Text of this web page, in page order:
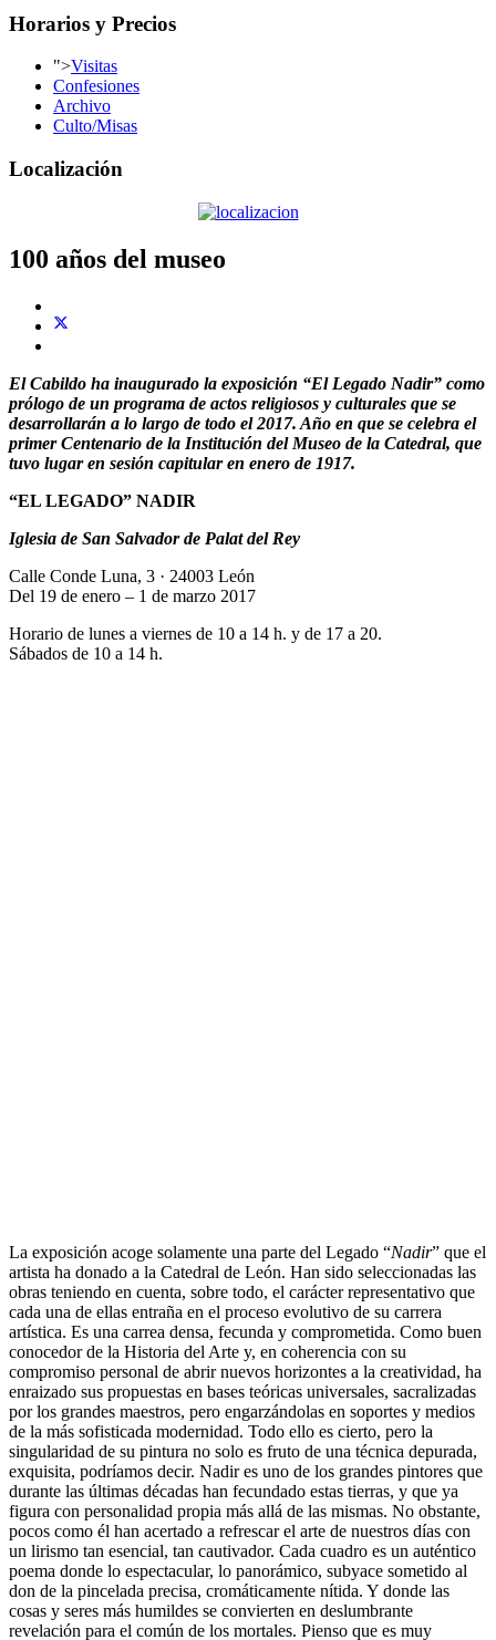
Horarios y Precios
">Visitas
Confesiones
Archivo
Culto/Misas
Localización
100 años del museo
El Cabildo ha inaugurado la exposición “El Legado Nadir” como
prólogo de un programa de actos religiosos y culturales que se
desarrollarán a lo largo de todo el 2017. Año en que se celebra el
primer Centenario de la Institución del Museo de la Catedral, que
tuvo lugar en sesión capitular en enero de 1917.
“EL LEGADO” NADIR
Iglesia de San Salvador de Palat del Rey
Calle Conde Luna, 3 · 24003 León
Del 19 de enero – 1 de marzo 2017
Horario de lunes a viernes de 10 a 14 h. y de 17 a 20.
Sábados de 10 a 14 h.
La exposición acoge solamente una parte del Legado “Nadir” que el
artista ha donado a la Catedral de León. Han sido seleccionadas las
obras teniendo en cuenta, sobre todo, el carácter representativo que
cada una de ellas entraña en el proceso evolutivo de su carrera
artística. Es una carrea densa, fecunda y comprometida. Como buen
conocedor de la Historia del Arte y, en coherencia con su
compromiso personal de abrir nuevos horizontes a la creatividad, ha
enraizado sus propuestas en bases teóricas universales, sacralizadas
por los grandes maestros, pero engarzándolas en soportes y medios
de la más sofisticada modernidad. Todo ello es cierto, pero la
singularidad de su pintura no solo es fruto de una técnica depurada,
exquisita, podríamos decir. Nadir es uno de los grandes pintores que
durante las últimas décadas han fecundado estas tierras, y que ya
figura con personalidad propia más allá de las mismas. No obstante,
pocos como él han acertado a refrescar el arte de nuestros días con
un lirismo tan esencial, tan cautivador. Cada cuadro es un auténtico
poema donde lo espectacular, lo panorámico, subyace sometido al
don de la pincelada precisa, cromáticamente nítida. Y donde las
cosas y seres más humildes se convierten en deslumbrante
revelación para el común de los mortales. Pienso que es muy